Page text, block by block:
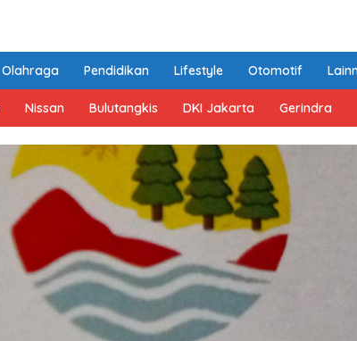
Olahraga Pendidikan Lifestyle Otomotif
Nissan Bulutangkis DKI Jakarta Gerindra